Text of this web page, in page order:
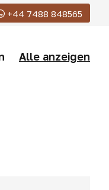
+44 7488 848565
Alle anzeigen